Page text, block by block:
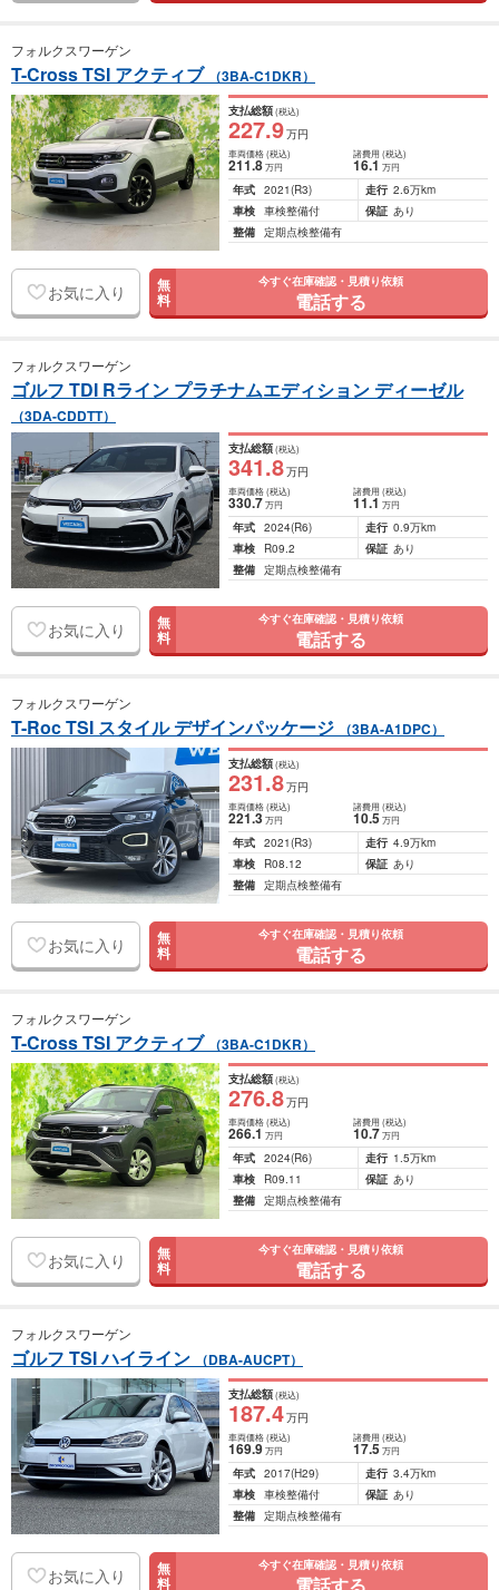
フォルクスワーゲン
T-Cross TSI アクティブ （3BA-C1DKR）
支払総額(税込)
227.9万円
車両価格(税込)
211.8万円
諸費用 (税込)
16.1 万円
年式 2021(R3) 走行 2.6万km
車検 車検整備付 保証 あり
整備 定期点検整備有
お気に入り 無
料
今すぐ在庫確認・見積り依頼
電話する
フォルクスワーゲン
ゴルフ TDI Rライン プラチナムエディション ディーゼル
（3DA-CDDTT）
支払総額(税込)
341.8万円
車両価格(税込)
330.7万円
諸費用 (税込)
11.1 万円
年式 2024(R6) 走行 0.9万km
車検
R09.2 保証 あり
整備 定期点検整備有
お気に入り 無
料
今すぐ在庫確認・見積り依頼
電話する
フォルクスワーゲン
T-Roc TSI スタイル デザインパッケージ （3BA-A1DPC）
支払総額(税込)
231.8万円
車両価格(税込)
221.3万円
諸費用 (税込)
10.5 万円
年式 2021(R3) 走行 4.9万km
車検
R08.12 保証 あり
整備 定期点検整備有
お気に入り 無
料
今すぐ在庫確認・見積り依頼
電話する
フォルクスワーゲン
T-Cross TSI アクティブ （3BA-C1DKR）
支払総額(税込)
276.8万円
車両価格(税込)
266.1万円
諸費用 (税込)
10.7 万円
年式 2024(R6) 走行 1.5万km
車検
R09.11 保証 あり
整備 定期点検整備有
お気に入り 無
料
今すぐ在庫確認・見積り依頼
電話する
フォルクスワーゲン
ゴルフ TSI ハイライン （DBA-AUCPT）
支払総額(税込)
187.4万円
車両価格(税込)
169.9万円
諸費用 (税込)
17.5 万円
年式 2017(H29) 走行 3.4万km
車検 車検整備付 保証 あり
整備 定期点検整備有
お気に入り 無
料
今すぐ在庫確認・見積り依頼